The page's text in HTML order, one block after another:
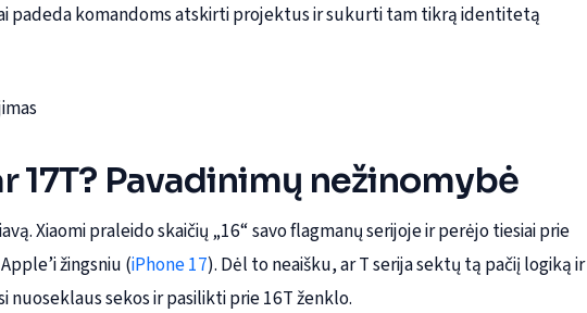
padeda komandoms atskirti projektus ir sukurti tam tikrą identitetą
17T? Pavadinimų nežinomybė
Xiaomi praleido skaičių „16“ savo flagmanų serijoje ir perėjo tiesiai prie
žingsniu (iPhone 17). Dėl to neaišku, ar T serija sektų tą pačiį logiką ir
nuoseklaus sekos ir pasilikti prie 16T ženklo.